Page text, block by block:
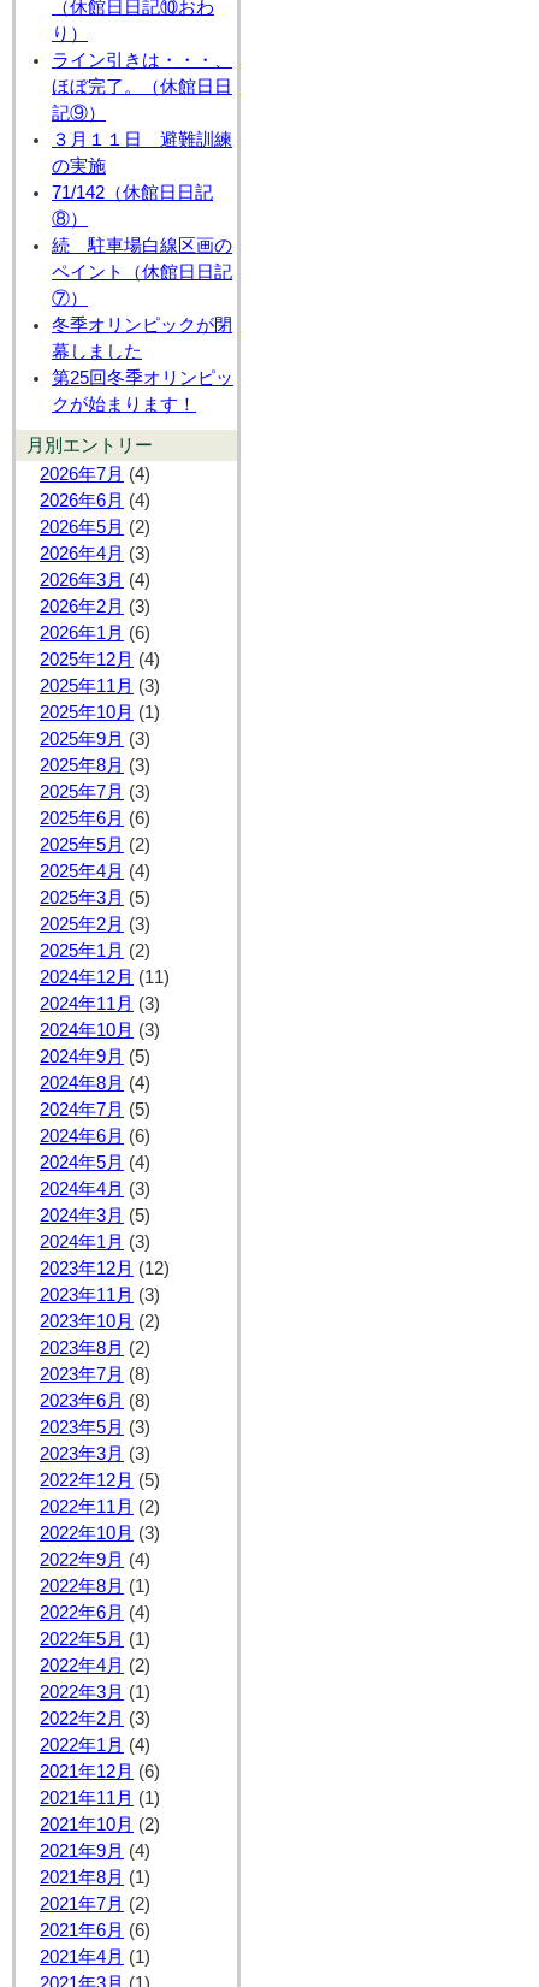
（休館日日記⑩おわ
り）
ライン引きは・・・、
ほぼ完了。（休館日日
記⑨）
３月１１日 避難訓練
の実施
71/142（休館日日記
⑧）
続 駐車場白線区画の
ペイント（休館日日記
⑦）
冬季オリンピックが閉
幕しました
第25回冬季オリンピッ
クが始まります！
月別エントリー
2026年7月 (4)
2026年6月 (4)
2026年5月 (2)
2026年4月 (3)
2026年3月 (4)
2026年2月 (3)
2026年1月 (6)
2025年12月 (4)
2025年11月 (3)
2025年10月 (1)
2025年9月 (3)
2025年8月 (3)
2025年7月 (3)
2025年6月 (6)
2025年5月 (2)
2025年4月 (4)
2025年3月 (5)
2025年2月 (3)
2025年1月 (2)
2024年12月 (11)
2024年11月 (3)
2024年10月 (3)
2024年9月 (5)
2024年8月 (4)
2024年7月 (5)
2024年6月 (6)
2024年5月 (4)
2024年4月 (3)
2024年3月 (5)
2024年1月 (3)
2023年12月 (12)
2023年11月 (3)
2023年10月 (2)
2023年8月 (2)
2023年7月 (8)
2023年6月 (8)
2023年5月 (3)
2023年3月 (3)
2022年12月 (5)
2022年11月 (2)
2022年10月 (3)
2022年9月 (4)
2022年8月 (1)
2022年6月 (4)
2022年5月 (1)
2022年4月 (2)
2022年3月 (1)
2022年2月 (3)
2022年1月 (4)
2021年12月 (6)
2021年11月 (1)
2021年10月 (2)
2021年9月 (4)
2021年8月 (1)
2021年7月 (2)
2021年6月 (6)
2021年4月 (1)